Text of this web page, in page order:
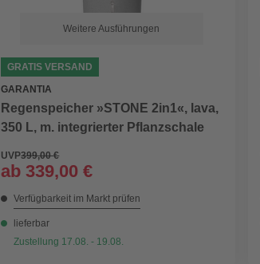
Weitere Ausführungen
GRATIS VERSAND
GARANTIA
Regenspeicher »STONE 2in1«, lava,
350 L, m. integrierter Pflanzschale
UVP399,00 €
ab339,00 €
Verfügbarkeit im Markt prüfen
lieferbar
Zustellung 17.08. - 19.08.